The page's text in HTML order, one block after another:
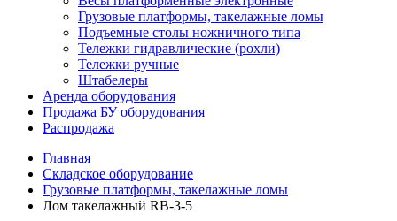
Грузовые платформы, такелажные ломы
Подъемные столы ножничного типа
Тележки гидравлические (рохли)
Тележки ручные
Штабелеры
Аренда оборудования
Продажа БУ оборудования
Распродажа
Главная
Складское оборудование
Грузовые платформы, такелажные ломы
Лом такелажный RB-3-5